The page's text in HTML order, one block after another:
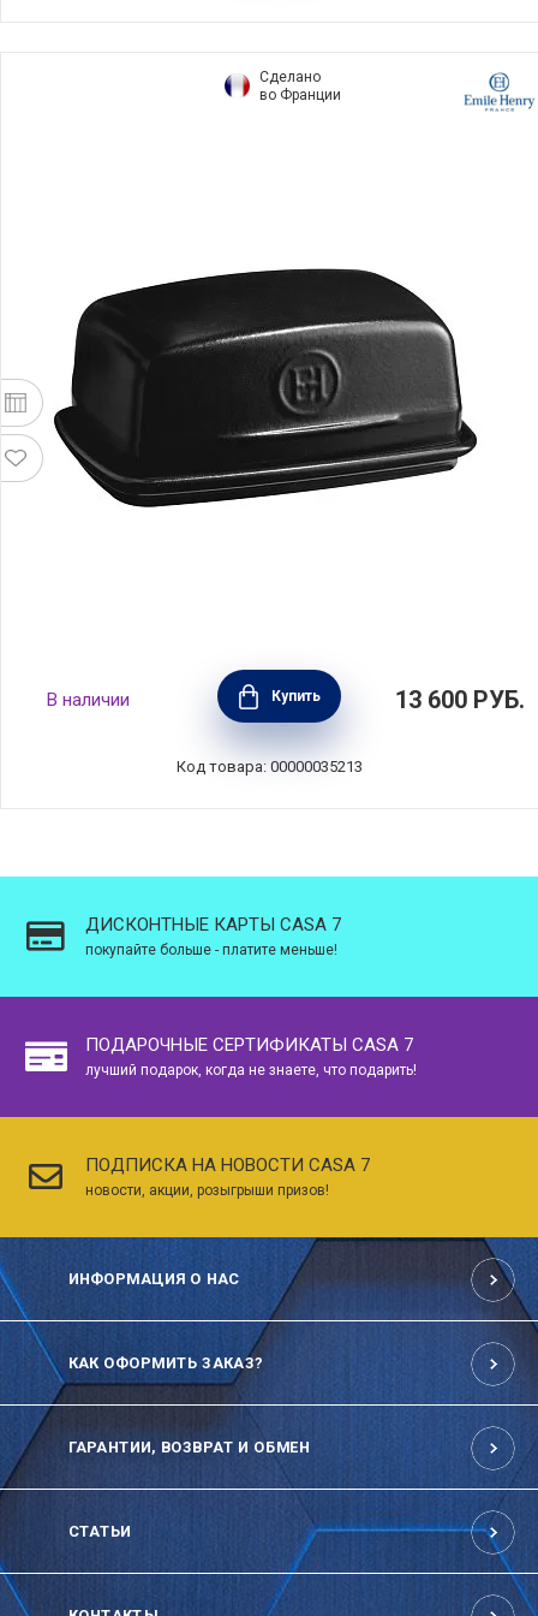
Сделано
во Франции
Масленка 16,5х11,5х7,5 см, керамика, цвет
трюфель, Emile Henry, Франция, 710225
В наличии Купить 13 600 РУБ.
Код товара: 00000035213
ДИСКОНТНЫЕ КАРТЫ CASA 7
покупайте больше - платите меньше!
ПОДАРОЧНЫЕ СЕРТИФИКАТЫ CASA 7
лучший подарок, когда не знаете, что подарить!
ПОДПИСКА НА НОВОСТИ CASA 7
новости, акции, розыгрыши призов!
ИНФОРМАЦИЯ О НАС
КАК ОФОРМИТЬ ЗАКАЗ?
ГАРАНТИИ, ВОЗВРАТ И ОБМЕН
СТАТЬИ